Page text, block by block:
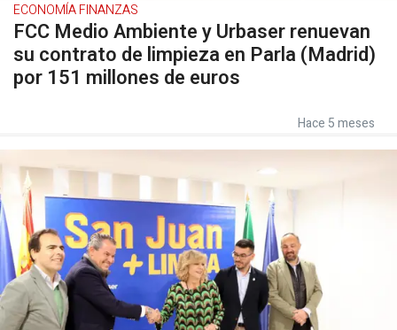
ECONOMÍA FINANZAS
FCC Medio Ambiente y Urbaser renuevan
su contrato de limpieza en Parla (Madrid)
por 151 millones de euros
Hace 5 meses